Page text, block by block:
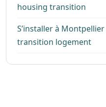
housing transition
S’installer à
transition logement